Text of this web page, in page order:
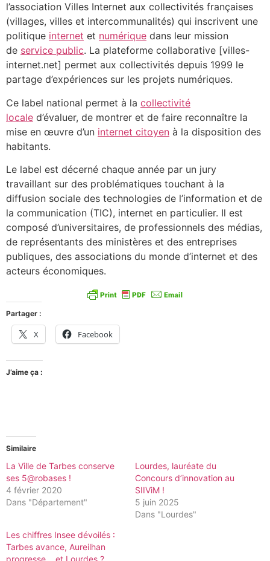
l’association Villes Internet aux collectivités françaises
(villages, villes et intercommunalités) qui inscrivent une
politique internet et numérique dans leur mission
de service public. La plateforme collaborative [villes-
internet.net] permet aux collectivités depuis 1999 le
partage d’expériences sur les projets numériques.
Ce label national permet à la collectivité
locale d’évaluer, de montrer et de faire reconnaître la
mise en œuvre d’un internet citoyen à la disposition des
habitants.
Le label est décerné chaque année par un jury
travaillant sur des problématiques touchant à la
diffusion sociale des technologies de l’information et de
la communication (TIC), internet en particulier. Il est
composé d’universitaires, de professionnels des médias,
de représentants des ministères et des entreprises
publiques, des associations du monde d’internet et des
acteurs économiques.
Partager :
X Facebook
J’aime ça :
Similaire
La Ville de Tarbes conserve
ses 5@robases !
4 février 2020
Dans "Département"
Lourdes, lauréate du
Concours d’innovation au
SIIViM !
5 juin 2025
Dans "Lourdes"
Les chiffres Insee dévoilés :
Tarbes avance, Aureilhan
progresse… et Lourdes ?